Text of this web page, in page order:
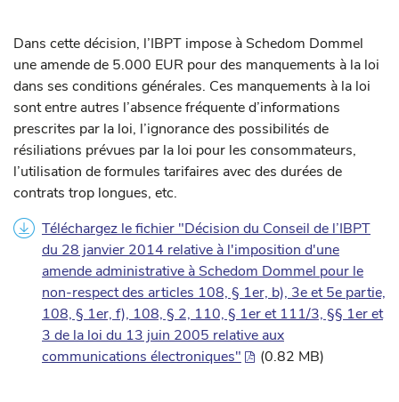
Dans cette décision, l’IBPT impose à Schedom Dommel
une amende de 5.000 EUR pour des manquements à la loi
dans ses conditions générales. Ces manquements à la loi
sont entre autres l’absence fréquente d’informations
prescrites par la loi, l’ignorance des possibilités de
résiliations prévues par la loi pour les consommateurs,
l’utilisation de formules tarifaires avec des durées de
contrats trop longues, etc.
Téléchargez le fichier "Décision du Conseil de l’IBPT
du 28 janvier 2014 relative à l'imposition d'une
amende administrative à Schedom Dommel pour le
non-respect des articles 108, § 1er, b), 3e et 5e partie,
108, § 1er, f), 108, § 2, 110, § 1er et 111/3, §§ 1er et
3 de la loi du 13 juin 2005 relative aux
communications électroniques"
(0.82 MB)